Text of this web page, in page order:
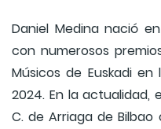
Daniel Medina nació
con numerosos
Músicos de Euskadi
2024. En la actualidad,
C. de Arriaga de